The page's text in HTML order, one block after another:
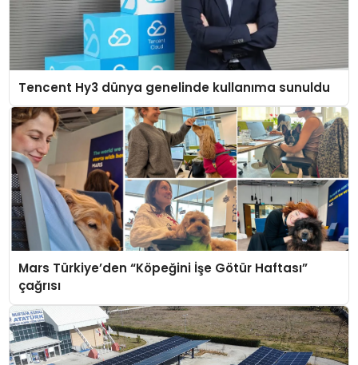
Tencent Hy3 dünya genelinde kullanıma sunuldu
Mars Türkiye’den “Köpeğini İşe Götür Haftası”
çağrısı